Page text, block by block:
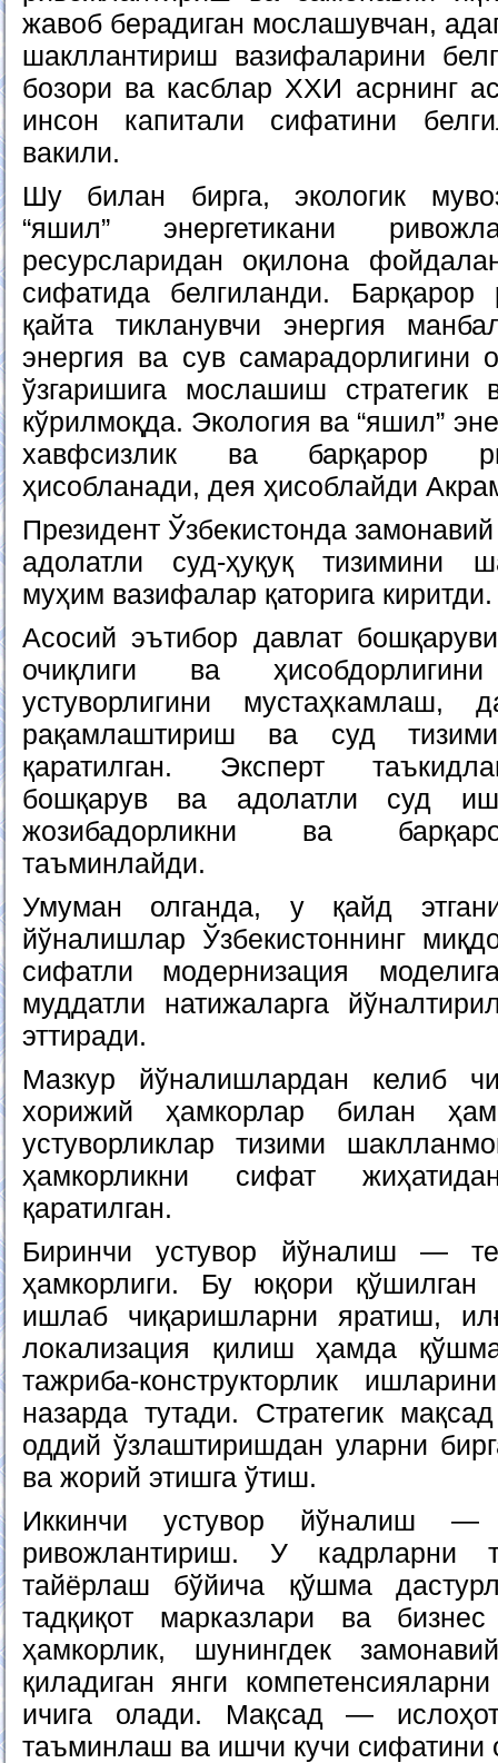
жавоб берадиган мослашувчан,
шакллантириш вазифаларини
бозори ва касблар ХХИ асрнинг
инсон капитали сифатини
вакили.
Шу билан бирга, экологик
“яшил” энергетикани
ресурсларидан оқилона
сифатида белгиланди. Барқарор
қайта тикланувчи энергия
энергия ва сув
ўзгаришига мослашиш стратегик
кўрилмоқда. Экология ва “яшил”
хавфсизлик ва барқарор
ҳисобланади, дея ҳисоблайди
Президент Ўзбекистонда
адолатли суд-ҳуқуқ тизимини
муҳим вазифалар қаторига киритди.
Асосий эътибор давлат
очиқлиги ва
устуворлигини мустаҳкамлаш,
рақамлаштириш ва суд
қаратилган. Эксперт
бошқарув ва адолатли суд
жозибадорликни ва
таъминлайди.
Умуман олганда, у қайд
йўналишлар Ўзбекистоннинг
сифатли модернизация
муддатли натижаларга
эттиради.
Мазкур йўналишлардан келиб
хорижий ҳамкорлар билан
устуворликлар тизими
ҳамкорликни сифат
қаратилган.
Биринчи устувор йўналиш —
ҳамкорлиги. Бу юқори қўшилган
ишлаб чиқаришларни яратиш,
локализация қилиш ҳамда
тажриба-конструкторлик
назарда тутади. Стратегик
оддий ўзлаштиришдан уларни
ва жорий этишга ўтиш.
Иккинчи устувор йўналиш —
ривожлантириш. У кадрларни
тайёрлаш бўйича қўшма
тадқиқот марказлари ва
ҳамкорлик, шунингдек
қиладиган янги
ичига олади. Мақсад —
таъминлаш ва ишчи кучи